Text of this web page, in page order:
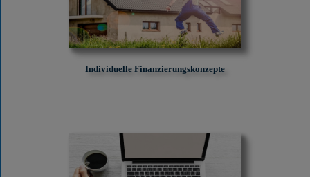
Individuelle Finanzierungskonzepte